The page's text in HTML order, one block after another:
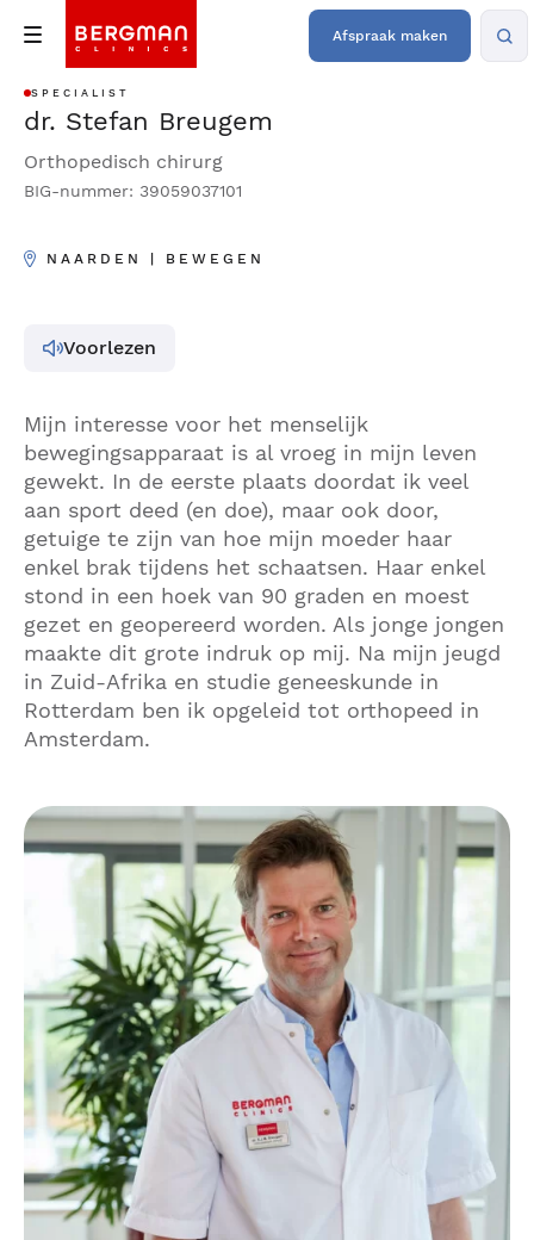
Afspraak maken
SPECIALIST
dr. Stefan Breugem
Orthopedisch chirurg
BIG-nummer: 39059037101
NAARDEN | BEWEGEN
Voorlezen
Mijn interesse voor het menselijk
bewegingsapparaat is al vroeg in mijn leven
gewekt. In de eerste plaats doordat ik veel
aan sport deed (en doe), maar ook door,
getuige te zijn van hoe mijn moeder haar
enkel brak tijdens het schaatsen. Haar enkel
stond in een hoek van 90 graden en moest
gezet en geopereerd worden. Als jonge jongen
maakte dit grote indruk op mij. Na mijn jeugd
in Zuid-Afrika en studie geneeskunde in
Rotterdam ben ik opgeleid tot orthopeed in
Amsterdam.